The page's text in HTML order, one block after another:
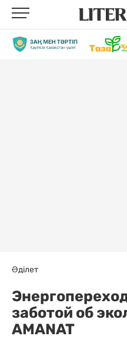
Әділет
заботой об
AMANAT